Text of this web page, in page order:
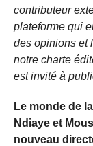
contributeur
plateforme qui
des opinions et
notre charte
est invité à
Le monde de
Ndiaye et
nouveau